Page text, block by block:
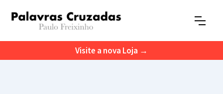
Visite a nova Loja →